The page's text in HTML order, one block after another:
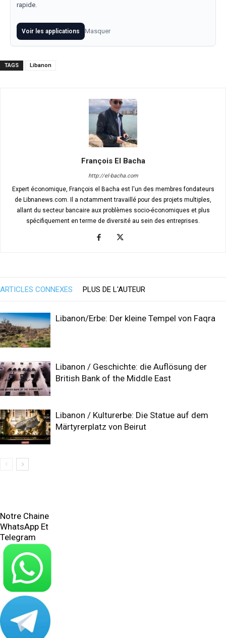
rapide.
Voir les applications Masquer
TAGS Libanon
François El Bacha
http://el-bacha.com
Expert économique, François el Bacha est l'un des membres fondateurs
de Libnanews.com. Il a notamment travaillé pour des projets multiples,
allant du secteur bancaire aux problèmes socio-économiques et plus
spécifiquement en terme de diversité au sein des entreprises.
ARTICLES CONNEXES PLUS DE L'AUTEUR
Libanon/Erbe: Der kleine Tempel von Faqra
Libanon / Geschichte: die Auflösung der
British Bank of the Middle East
Libanon / Kulturerbe: Die Statue auf dem
Märtyrerplatz von Beirut
Notre Chaine
WhatsApp Et
Telegram